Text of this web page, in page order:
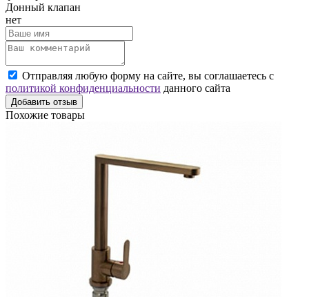
Донный клапан
нет
Отправляя любую форму на сайте, вы соглашаетесь с
политикой конфиденциальности данного сайта
Добавить отзыв
Похожие товары